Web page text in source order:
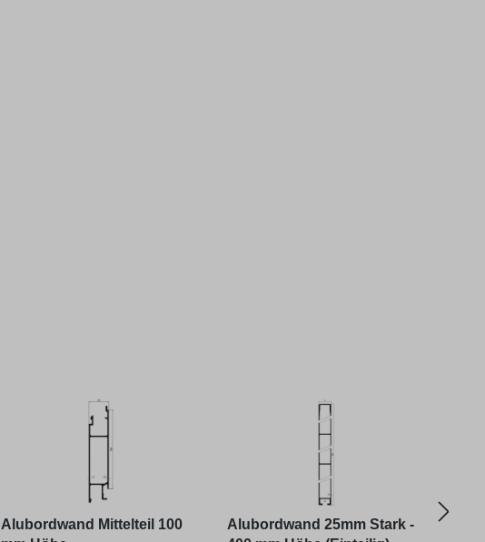
Alubordwand Mittelteil 100
Alubordwand 25mm Stark -